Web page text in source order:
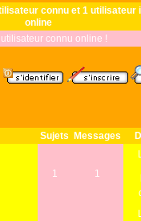
connu et 1 utilisateur
online
connu online !
Sujets Messages
1 1